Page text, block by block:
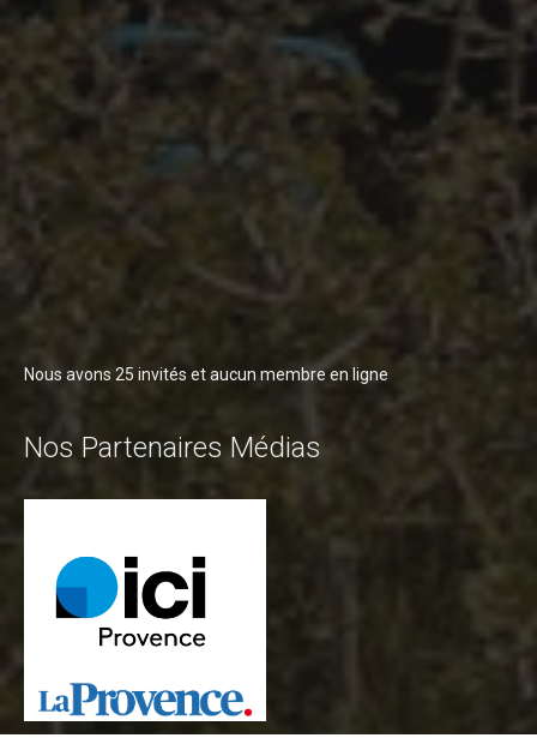
Nous avons 25 invités et aucun membre en ligne
Nos Partenaires Médias